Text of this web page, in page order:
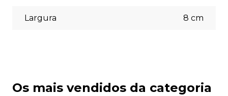
Largura 8 cm
Os mais vendidos da categoria